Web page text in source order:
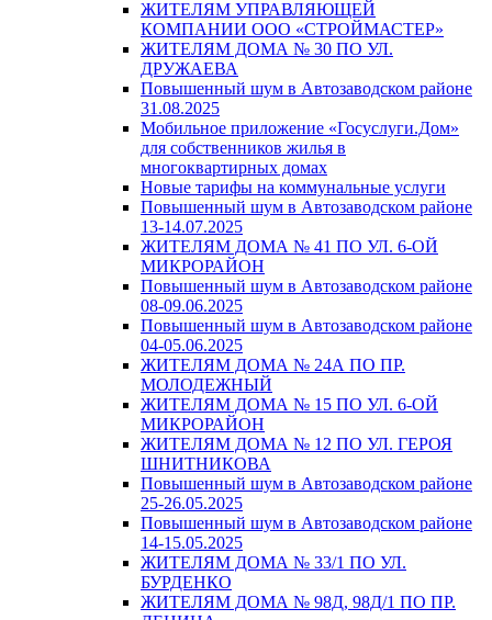
ЖИТЕЛЯМ УПРАВЛЯЮЩЕЙ
КОМПАНИИ ООО «СТРОЙМАСТЕР»
ЖИТЕЛЯМ ДОМА № 30 ПО УЛ.
ДРУЖАЕВА
Повышенный шум в Автозаводском районе
31.08.2025
Мобильное приложение «Госуслуги.Дом»
для собственников жилья в
многоквартирных домах
Новые тарифы на коммунальные услуги
Повышенный шум в Автозаводском районе
13-14.07.2025
ЖИТЕЛЯМ ДОМА № 41 ПО УЛ. 6-ОЙ
МИКРОРАЙОН
Повышенный шум в Автозаводском районе
08-09.06.2025
Повышенный шум в Автозаводском районе
04-05.06.2025
ЖИТЕЛЯМ ДОМА № 24А ПО ПР.
МОЛОДЕЖНЫЙ
ЖИТЕЛЯМ ДОМА № 15 ПО УЛ. 6-ОЙ
МИКРОРАЙОН
ЖИТЕЛЯМ ДОМА № 12 ПО УЛ. ГЕРОЯ
ШНИТНИКОВА
Повышенный шум в Автозаводском районе
25-26.05.2025
Повышенный шум в Автозаводском районе
14-15.05.2025
ЖИТЕЛЯМ ДОМА № 33/1 ПО УЛ.
БУРДЕНКО
ЖИТЕЛЯМ ДОМА № 98Д, 98Д/1 ПО ПР.